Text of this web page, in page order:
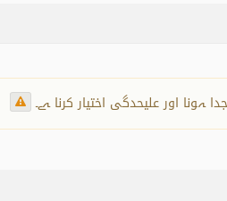
اور علیحدگی اختیار کرنا ہے۔